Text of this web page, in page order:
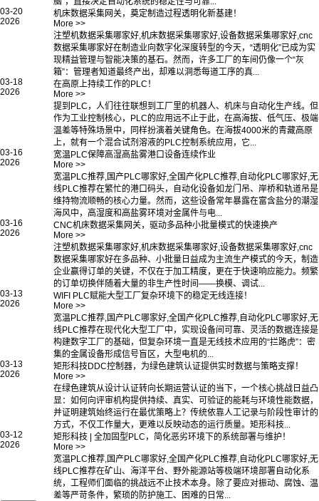
03-20
2026
机床数据采集网关，奠定制造过程透明化新基建！
More >>
注塑机数据采集哪家好,机床数据采集哪家好,设备数据采集哪家好,cnc
数据采集哪家好在制造业向数字化深度转型的今天，“透明化”已成为实
现精益管理与智能决策的基石。然而，许多工厂的车间仍像一个“灰
箱”：管理者知道最终产出，却难以洞悉每道工序的真...
03-18
2026
在高原上持续工作的PLC！
More >>
提到PLC，人们往往联想到工厂里的机器人、机床与自动化生产线。但
作为工业控制核心，PLC的应用远不止于此，在高海拔、低气压、极端
温差等特殊场景中，同样扮演着关键角色。在海拔4000米的青藏高原
上，就有一个混合试剂溶液的PLC控制系统应用，它...
03-16
2026
宽温PLC保障高湿高盐雾港口设备连续作业
More >>
宽温PLC推荐,国产PLC哪家好,全国产化PLC推荐,自动化PLC哪家好,无
线PLC推荐在繁忙的港口码头，自动化设备如龙门吊、岸桥和轨道吊是
维持物流顺畅的核心力量。然而，这些设备常年暴露在富含盐分的潮湿
海风中，高湿度和高盐雾环境对金属件与电...
03-16
2026
CNC机床数据采集网关，驱动多品种小批量模式的快速换产
More >>
注塑机数据采集哪家好,机床数据采集哪家好,设备数据采集哪家好,cnc
数据采集哪家好在多品种、小批量日益成为主流生产模式的今天，制造
企业赢得订单的关键，不仅在于加工精度，更在于快速响应能力。频繁
的订单切换伴随着大量的非生产性时间——换模、调试...
03-13
2026
WIFI PLC赋能大型工厂复杂环境下的稳定无线连接！
More >>
宽温PLC推荐,国产PLC哪家好,全国产化PLC推荐,自动化PLC哪家好,无
线PLC推荐在现代化大型工厂中，实现设备间可靠、灵活的数据连接是
构建数字工厂的基础，但复杂环境一直是无线技术应用的“拦路虎”：密
集的金属设备形成信号盲区，大型电机的...
03-13
2026
矩形科技DDC控制器，为绿色建筑认证提供实时数据与策略支撑！
More >>
在绿色建筑从设计认证转向长期运营认证的当下，一个核心挑战日益凸
显：如何向评审机构提供持续、真实、可验证的能耗与环境性能数据，
并证明建筑始终运行在最优策略上？传统依靠人工记录与阶段性审计的
方式，不仅工作量大，更难以反映动态的运行质量。矩形科技...
03-12
2026
矩形科技 | 全加固型PLC，简化恶劣环境下的系统部署与维护！
More >>
宽温PLC推荐,国产PLC哪家好,全国产化PLC推荐,自动化PLC哪家好,无
线PLC推荐在矿山、海洋平台、野外能源站等极端环境部署自动化系
统，工程师们面临的挑战远不止技术本身。除了要应对振动、腐蚀、温
差等严苛条件，繁琐的防护施工、困难的日常...